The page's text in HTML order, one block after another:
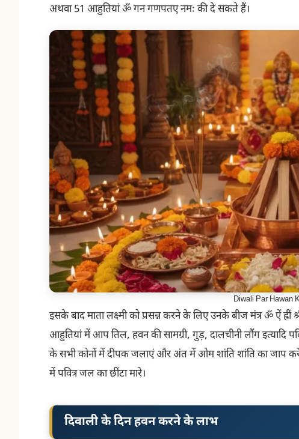
अथवा 51 आहुतियां ॐ गन गणपतए नमः की दे सकते हैं।
Diwali Par Hawan
इसके बाद माता लक्ष्मी को प्रसन्न करने के लिए उनके बीज मंत्र ॐ ऐं
आहुतियां में आप तिल, हवन की सामग्री, गुड़, दालचीनी लौंग इत्यादि
के सभी कोनों में दीपक जलाएं और अंत में ओम शांति शांति का जाप
में पवित्र जल का छींटा मारे।
दिवाली के दिन हवन करने के लाभ